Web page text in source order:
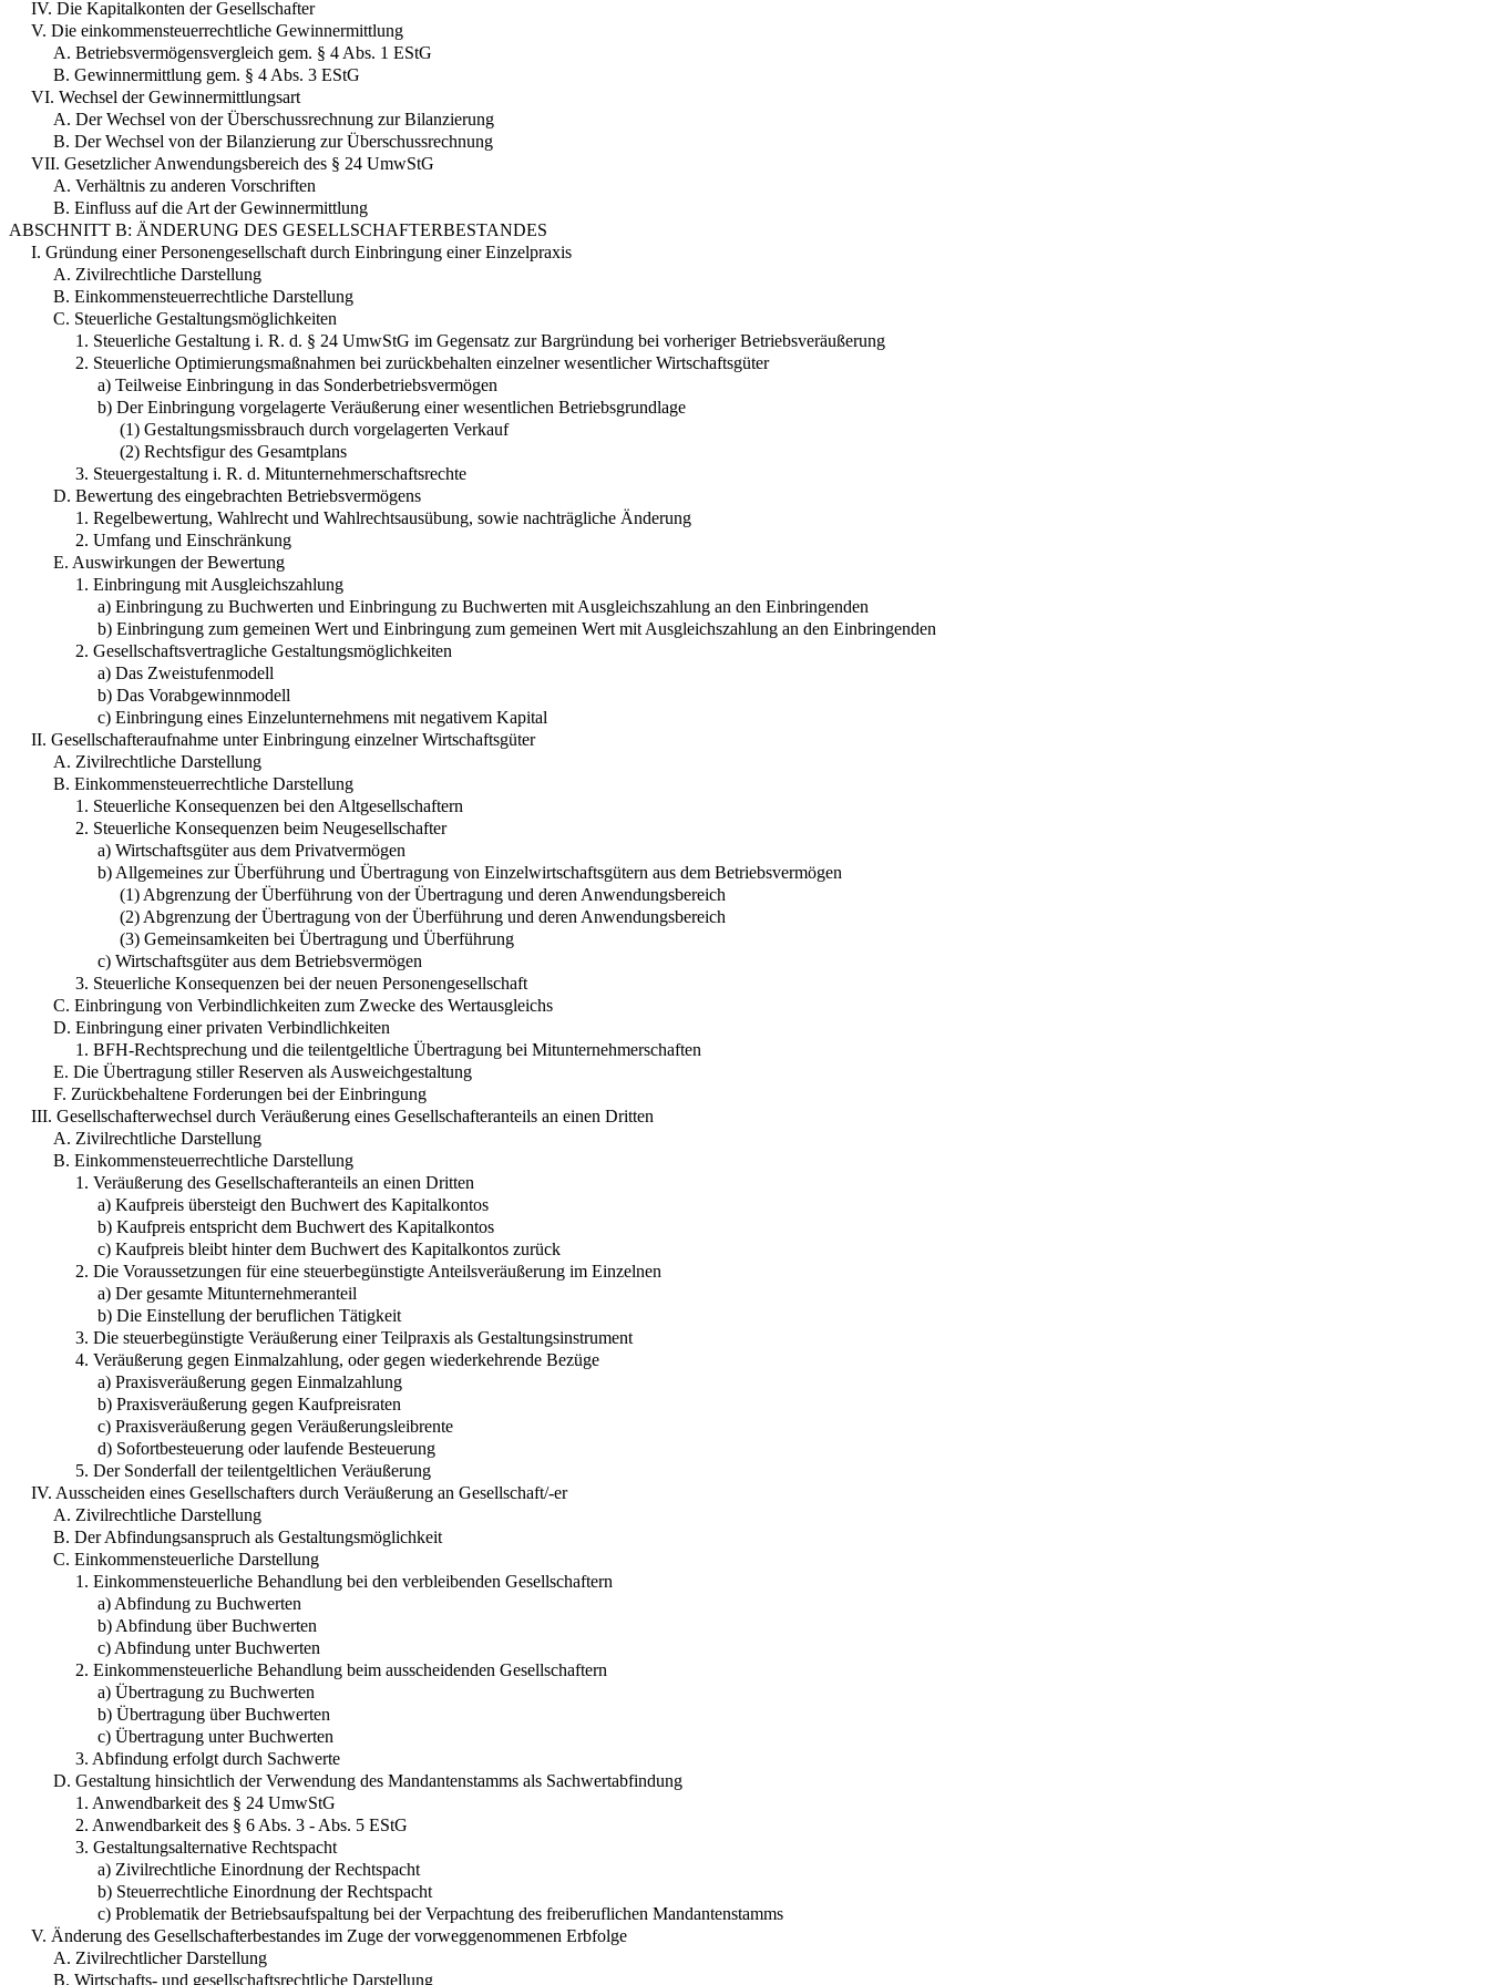
IV. Die Kapitalkonten der Gesellschafter
V. Die einkommensteuerrechtliche Gewinnermittlung
A. Betriebsvermögensvergleich gem. § 4 Abs. 1 EStG
B. Gewinnermittlung gem. § 4 Abs. 3 EStG
VI. Wechsel der Gewinnermittlungsart
A. Der Wechsel von der Überschussrechnung zur Bilanzierung
B. Der Wechsel von der Bilanzierung zur Überschussrechnung
VII. Gesetzlicher Anwendungsbereich des § 24 UmwStG
A. Verhältnis zu anderen Vorschriften
B. Einfluss auf die Art der Gewinnermittlung
ABSCHNITT B: ÄNDERUNG DES GESELLSCHAFTERBESTANDES
I. Gründung einer Personengesellschaft durch Einbringung einer Einzelpraxis
A. Zivilrechtliche Darstellung
B. Einkommensteuerrechtliche Darstellung
C. Steuerliche Gestaltungsmöglichkeiten
1. Steuerliche Gestaltung i. R. d. § 24 UmwStG im Gegensatz zur Bargründung bei vorheriger Betriebsveräußerung
2. Steuerliche Optimierungsmaßnahmen bei zurückbehalten einzelner wesentlicher Wirtschaftsgüter
a) Teilweise Einbringung in das Sonderbetriebsvermögen
b) Der Einbringung vorgelagerte Veräußerung einer wesentlichen Betriebsgrundlage
(1) Gestaltungsmissbrauch durch vorgelagerten Verkauf
(2) Rechtsfigur des Gesamtplans
3. Steuergestaltung i. R. d. Mitunternehmerschaftsrechte
D. Bewertung des eingebrachten Betriebsvermögens
1. Regelbewertung, Wahlrecht und Wahlrechtsausübung, sowie nachträgliche Änderung
2. Umfang und Einschränkung
E. Auswirkungen der Bewertung
1. Einbringung mit Ausgleichszahlung
a) Einbringung zu Buchwerten und Einbringung zu Buchwerten mit Ausgleichszahlung an den Einbringenden
b) Einbringung zum gemeinen Wert und Einbringung zum gemeinen Wert mit Ausgleichszahlung an den Einbringenden
2. Gesellschaftsvertragliche Gestaltungsmöglichkeiten
a) Das Zweistufenmodell
b) Das Vorabgewinnmodell
c) Einbringung eines Einzelunternehmens mit negativem Kapital
II. Gesellschafteraufnahme unter Einbringung einzelner Wirtschaftsgüter
A. Zivilrechtliche Darstellung
B. Einkommensteuerrechtliche Darstellung
1. Steuerliche Konsequenzen bei den Altgesellschaftern
2. Steuerliche Konsequenzen beim Neugesellschafter
a) Wirtschaftsgüter aus dem Privatvermögen
b) Allgemeines zur Überführung und Übertragung von Einzelwirtschaftsgütern aus dem Betriebsvermögen
(1) Abgrenzung der Überführung von der Übertragung und deren Anwendungsbereich
(2) Abgrenzung der Übertragung von der Überführung und deren Anwendungsbereich
(3) Gemeinsamkeiten bei Übertragung und Überführung
c) Wirtschaftsgüter aus dem Betriebsvermögen
3. Steuerliche Konsequenzen bei der neuen Personengesellschaft
C. Einbringung von Verbindlichkeiten zum Zwecke des Wertausgleichs
D. Einbringung einer privaten Verbindlichkeiten
1. BFH-Rechtsprechung und die teilentgeltliche Übertragung bei Mitunternehmerschaften
E. Die Übertragung stiller Reserven als Ausweichgestaltung
F. Zurückbehaltene Forderungen bei der Einbringung
III. Gesellschafterwechsel durch Veräußerung eines Gesellschafteranteils an einen Dritten
A. Zivilrechtliche Darstellung
B. Einkommensteuerrechtliche Darstellung
1. Veräußerung des Gesellschafteranteils an einen Dritten
a) Kaufpreis übersteigt den Buchwert des Kapitalkontos
b) Kaufpreis entspricht dem Buchwert des Kapitalkontos
c) Kaufpreis bleibt hinter dem Buchwert des Kapitalkontos zurück
2. Die Voraussetzungen für eine steuerbegünstigte Anteilsveräußerung im Einzelnen
a) Der gesamte Mitunternehmeranteil
b) Die Einstellung der beruflichen Tätigkeit
3. Die steuerbegünstigte Veräußerung einer Teilpraxis als Gestaltungsinstrument
4. Veräußerung gegen Einmalzahlung, oder gegen wiederkehrende Bezüge
a) Praxisveräußerung gegen Einmalzahlung
b) Praxisveräußerung gegen Kaufpreisraten
c) Praxisveräußerung gegen Veräußerungsleibrente
d) Sofortbesteuerung oder laufende Besteuerung
5. Der Sonderfall der teilentgeltlichen Veräußerung
IV. Ausscheiden eines Gesellschafters durch Veräußerung an Gesellschaft/-er
A. Zivilrechtliche Darstellung
B. Der Abfindungsanspruch als Gestaltungsmöglichkeit
C. Einkommensteuerliche Darstellung
1. Einkommensteuerliche Behandlung bei den verbleibenden Gesellschaftern
a) Abfindung zu Buchwerten
b) Abfindung über Buchwerten
c) Abfindung unter Buchwerten
2. Einkommensteuerliche Behandlung beim ausscheidenden Gesellschaftern
a) Übertragung zu Buchwerten
b) Übertragung über Buchwerten
c) Übertragung unter Buchwerten
3. Abfindung erfolgt durch Sachwerte
D. Gestaltung hinsichtlich der Verwendung des Mandantenstamms als Sachwertabfindung
1. Anwendbarkeit des § 24 UmwStG
2. Anwendbarkeit des § 6 Abs. 3 - Abs. 5 EStG
3. Gestaltungsalternative Rechtspacht
a) Zivilrechtliche Einordnung der Rechtspacht
b) Steuerrechtliche Einordnung der Rechtspacht
c) Problematik der Betriebsaufspaltung bei der Verpachtung des freiberuflichen Mandantenstamms
V. Änderung des Gesellschafterbestandes im Zuge der vorweggenommenen Erbfolge
A. Zivilrechtlicher Darstellung
B. Wirtschafts- und gesellschaftsrechtliche Darstellung